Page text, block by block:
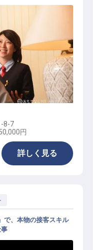
8-7
円
詳しく見る
で、本物の接客スキル